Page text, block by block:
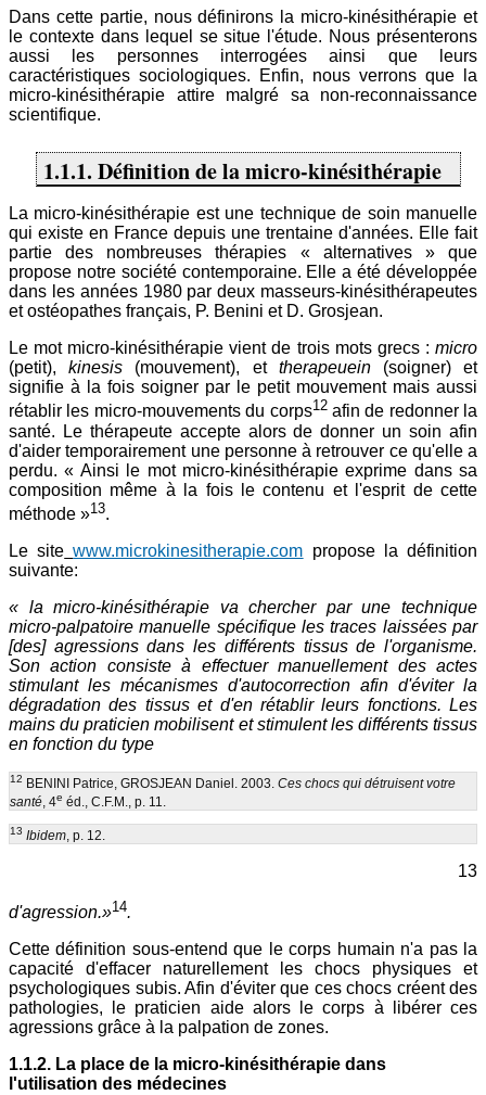
Dans cette partie, nous définirons la micro-kinésithérapie et
le contexte dans lequel se situe l'étude. Nous présenterons
aussi les personnes interrogées ainsi que leurs
caractéristiques sociologiques. Enfin, nous verrons que la
micro-kinésithérapie attire malgré sa non-reconnaissance
scientifique.
1.1.1. Définition de la micro-kinésithérapie
La micro-kinésithérapie est une technique de soin manuelle
qui existe en France depuis une trentaine d'années. Elle fait
partie des nombreuses thérapies « alternatives » que
propose notre société contemporaine. Elle a été développée
dans les années 1980 par deux masseurs-kinésithérapeutes
et ostéopathes français, P. Benini et D. Grosjean.
Le mot micro-kinésithérapie vient de trois mots grecs : micro
(petit),kinesis (mouvement), et therapeuein (soigner) et
signifie à la fois soigner par le petit mouvement mais aussi
rétablir les micro-mouvements du corps12afin de redonner la
santé. Le thérapeute accepte alors de donner un soin afin
d'aider temporairement une personne à retrouver ce qu'elle a
perdu. « Ainsi le mot micro-kinésithérapie exprime dans sa
composition même à la fois le contenu et l'esprit de cette
méthode »13.
Le site www.microkinesitherapie.com propose la définition
suivante:
« la micro-kinésithérapie va chercher par une technique
micro-palpatoire manuelle spécifique les traces laissées par
[des] agressions dans les différents tissus de l'organisme.
Son action consiste à effectuer manuellement des actes
stimulant les mécanismes d'autocorrection afin d'éviter la
dégradation des tissus et d'en rétablir leurs fonctions. Les
mains du praticien mobilisent et stimulent les différents tissus
en fonction du type
12 BENINI Patrice, GROSJEAN Daniel. 2003. Ces chocs qui détruisent votre
santé, 4e éd., C.F.M., p. 11.
13 Ibidem, p. 12.
13
d'agression.»14.
Cette définition sous-entend que le corps humain n'a pas la
capacité d'effacer naturellement les chocs physiques et
psychologiques subis. Afin d'éviter que ces chocs créent des
pathologies, le praticien aide alors le corps à libérer ces
agressions grâce à la palpation de zones.
1.1.2. La place de la micro-kinésithérapie dans
l'utilisation des médecines